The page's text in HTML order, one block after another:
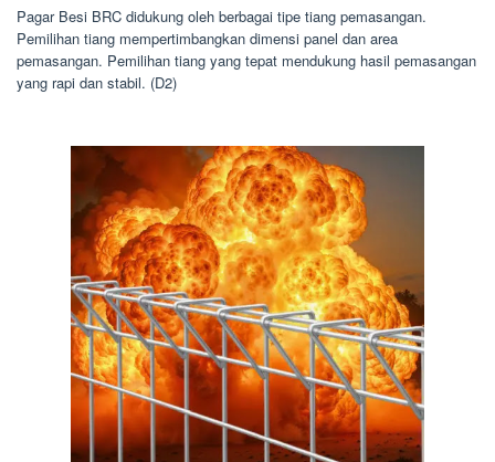
Pagar Besi BRC didukung oleh berbagai tipe tiang pemasangan.
Pemilihan tiang mempertimbangkan dimensi panel dan area
pemasangan. Pemilihan tiang yang tepat mendukung hasil pemasangan
yang rapi dan stabil. (D2)